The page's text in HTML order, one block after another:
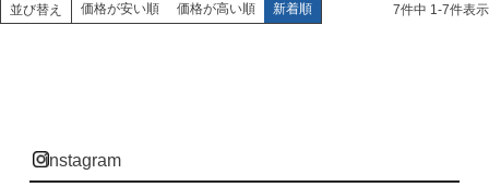
並び替え 価格が安い順 価格が高い順 新着順 7件中 1-7件表示
instagram